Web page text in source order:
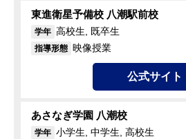
東進衛星予備校 八潮駅前校
学年 高校生, 既卒生
指導形態 映像授業
公式サイト
あさなぎ学園 八潮校
学年 小学生, 中学生, 高校生